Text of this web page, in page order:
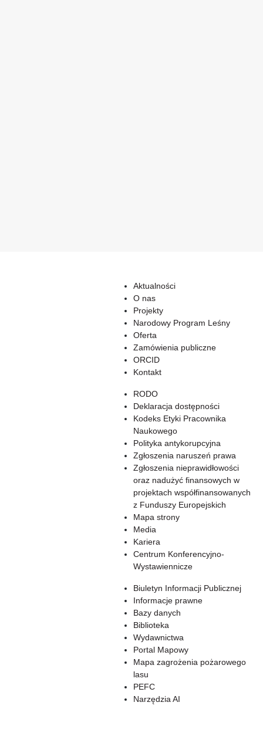
Aktualności
O nas
Projekty
Narodowy Program Leśny
Oferta
Zamówienia publiczne
ORCID
Kontakt
RODO
Deklaracja dostępności
Kodeks Etyki Pracownika
Naukowego
Polityka antykorupcyjna
Zgłoszenia naruszeń prawa
Zgłoszenia nieprawidłowości
oraz nadużyć finansowych w
projektach współfinansowanych
z Funduszy Europejskich
Mapa strony
Media
Kariera
Centrum Konferencyjno-
Wystawiennicze
Biuletyn Informacji Publicznej
Informacje prawne
Bazy danych
Biblioteka
Wydawnictwa
Portal Mapowy
Mapa zagrożenia pożarowego
lasu
PEFC
Narzędzia AI